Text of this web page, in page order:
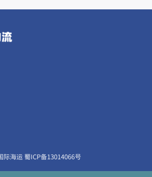
际海运 蜀ICP备13014066号